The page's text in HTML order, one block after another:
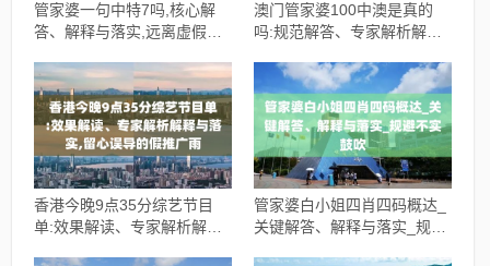
管家婆一句中特7吗,核心解
答、解释与落实,远离虚假的
澳门管家婆100中澳是真的
吗:规范解答、专家解析解释
香港今晚9点35分综艺节目
单:效果解读、专家解析解释
管家婆白小姐四肖四码概达_
关键解答、解释与落实_规避